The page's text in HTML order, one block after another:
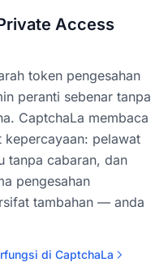
Access
token pengesahan
peranti sebenar tanpa
CaptchaLa membaca
pelawat
tanpa cabaran, dan
pengesahan
tambahan — anda
di CaptchaLa